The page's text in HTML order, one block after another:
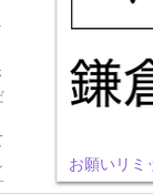
お願いリミ